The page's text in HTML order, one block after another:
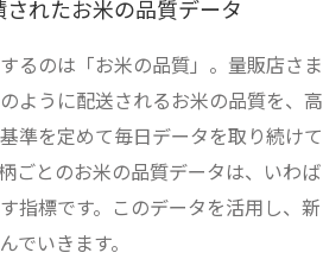
れたお米の品質データ
るのは「お米の品質」。量販店さま
ように配送されるお米の品質を、高
準を定めて毎日データを取り続けて
ごとのお米の品質データは、いわば
指標です。このデータを活用し、新
でいきます。